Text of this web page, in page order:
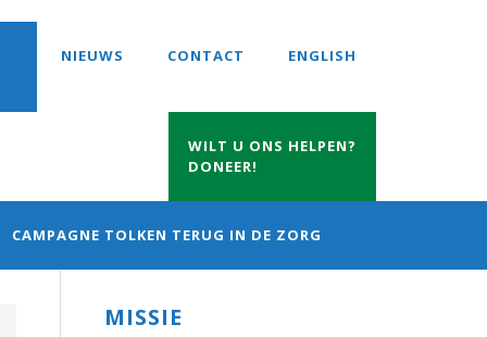
NIEUWS CONTACT ENGLISH
WILT U ONS HELPEN?
DONEER!
CAMPAGNE TOLKEN TERUG IN DE ZORG
Primary
MISSIE